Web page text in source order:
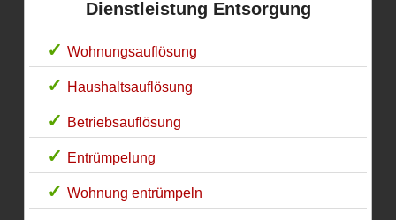
Dienstleistung Entsorgung
Wohnungsauflösung
Haushaltsauflösung
Betriebsauflösung
Entrümpelung
Wohnung entrümpeln